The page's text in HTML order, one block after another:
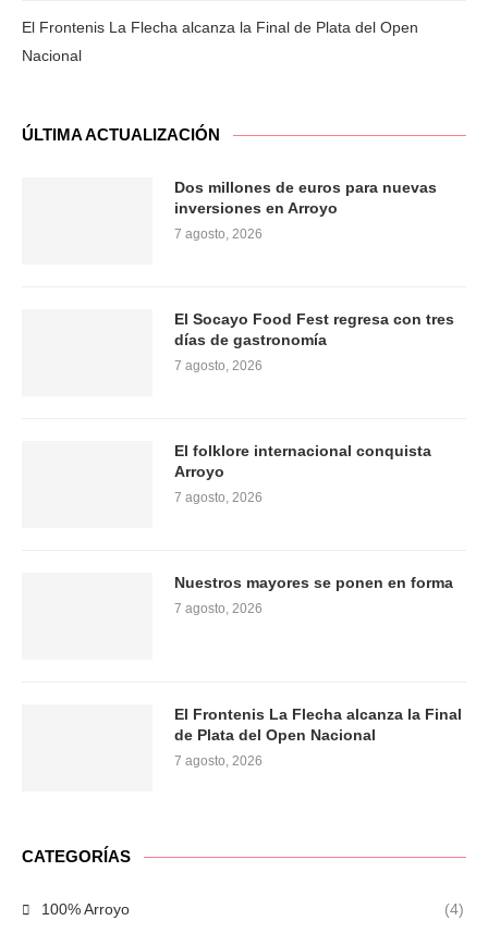
El Frontenis La Flecha alcanza la Final de Plata del Open
Nacional
ÚLTIMA ACTUALIZACIÓN
Dos millones de euros para nuevas
inversiones en Arroyo
7 agosto, 2026
El Socayo Food Fest regresa con tres
días de gastronomía
7 agosto, 2026
El folklore internacional conquista
Arroyo
7 agosto, 2026
Nuestros mayores se ponen en forma
7 agosto, 2026
El Frontenis La Flecha alcanza la Final
de Plata del Open Nacional
7 agosto, 2026
CATEGORÍAS
100% Arroyo (4)